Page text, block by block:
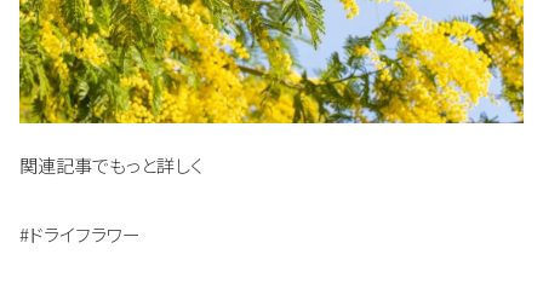
関連記事でもっと詳しく
#ドライフラワー